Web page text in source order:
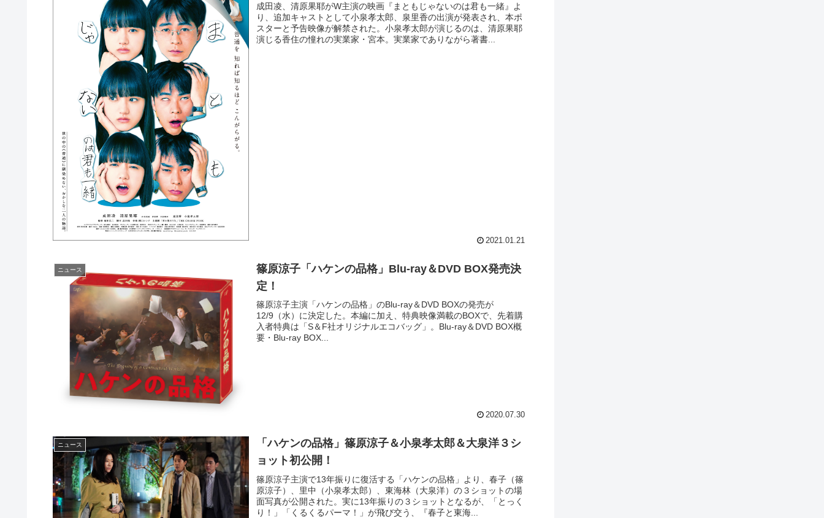
成田凌、清原果耶がW主演の映画『まともじゃないのは君も一緒』よ
り、追加キャストとして小泉孝太郎、泉里香の出演が発表され、本ポ
スターと予告映像が解禁された。小泉孝太郎が演じるのは、清原果耶
演じる香住の憧れの実業家・宮本。実業家でありながら著書...
2021.01.21
ニュース
篠原涼子「ハケンの品格」Blu-ray＆DVD BOX発売決
定！
篠原涼子主演「ハケンの品格」のBlu-ray＆DVD BOXの発売が
12/9（水）に決定した。本編に加え、特典映像満載のBOXで、先着購
入者特典は「S＆F社オリジナルエコバッグ」。Blu-ray＆DVD BOX概
要・Blu-ray BOX...
2020.07.30
ニュース
「ハケンの品格」篠原涼子＆小泉孝太郎＆大泉洋３シ
ョット初公開！
篠原涼子主演で13年振りに復活する「ハケンの品格」より、春子（篠
原涼子）、里中（小泉孝太郎）、東海林（大泉洋）の３ショットの場
面写真が公開された。実に13年振りの３ショットとなるが、「とっく
り！」「くるくるパーマ！」が飛び交う、『春子と東海...